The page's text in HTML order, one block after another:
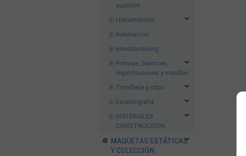
sujeción
Herramientas
Iluminacion
Merchandising
Pinturas, barnices,
imprimaciones y masillas
Tornilleria y clips
Escenografia
MATERIALES
CONSTRUCCION
MAQUETAS ESTÁTICAS
Y COLECCIÓN